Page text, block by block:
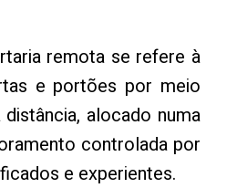
remota se refere à
e portões por meio
alocado numa
controlada por
e experientes.